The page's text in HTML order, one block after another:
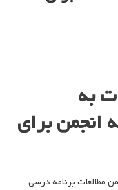
به
انجمن برای
مطالعات برنامه درسی